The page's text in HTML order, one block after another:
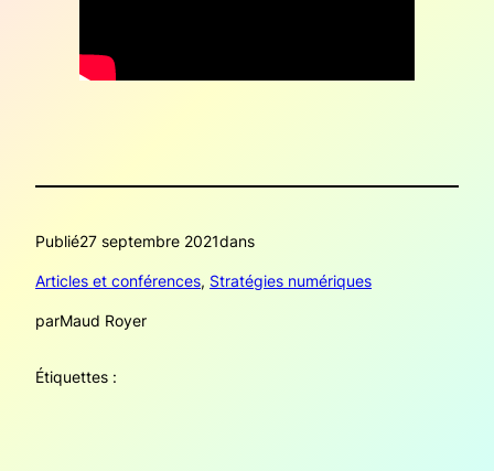
Publié27 septembre 2021dans
Articles et conférences, Stratégies numériques
parMaud Royer
Étiquettes :